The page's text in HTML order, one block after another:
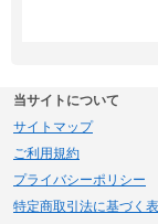
当サイトについて
サイトマップ
ご利用規約
プライバシーポリシー
特定商取引法に基づく